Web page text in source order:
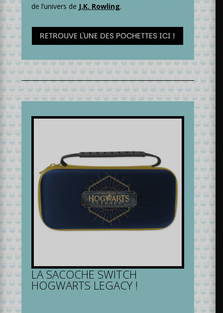
de l’univers de J.K. Rowling.
RETROUVE L'UNE DES POCHETTES ICI !
LA SACOCHE SWITCH
HOGWARTS LEGACY !